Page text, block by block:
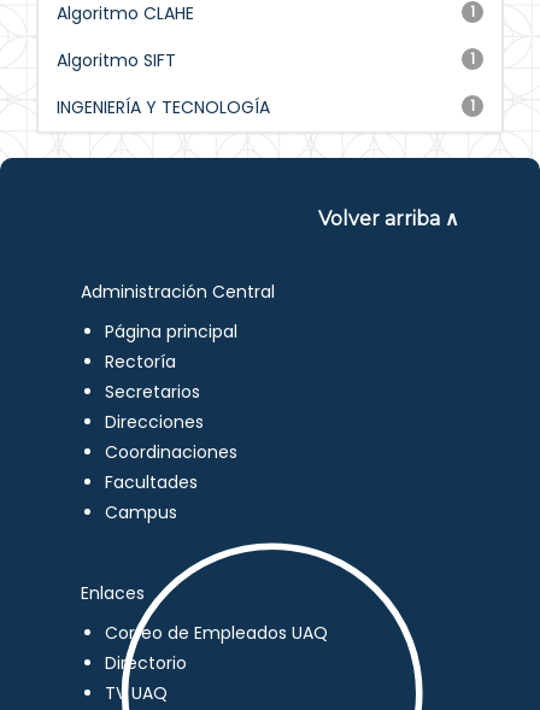
1
Algoritmo CLAHE
1
Algoritmo SIFT
1
INGENIERÍA Y TECNOLOGÍA
Volver arriba ∧
Administración Central
Página principal
Rectoría
Secretarios
Direcciones
Coordinaciones
Facultades
Campus
Enlaces
Correo de Empleados UAQ
Directorio
TV UAQ